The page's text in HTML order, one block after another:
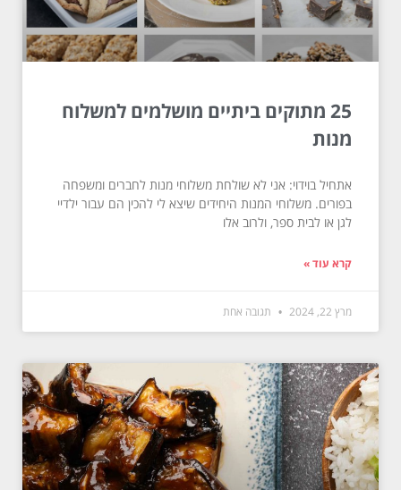
25 מתוקים ביתיים מושלמים למשלוח
מנות
אתחיל בוידוי: אני לא שולחת משלוחי מנות לחברים ומשפחה
בפורים. משלוחי המנות היחידים שיצא לי להכין הם עבור ילדיי
לגן או לבית ספר, ולרוב אלו
קרא עוד »
מרץ 22, 2024 תגובה אחת